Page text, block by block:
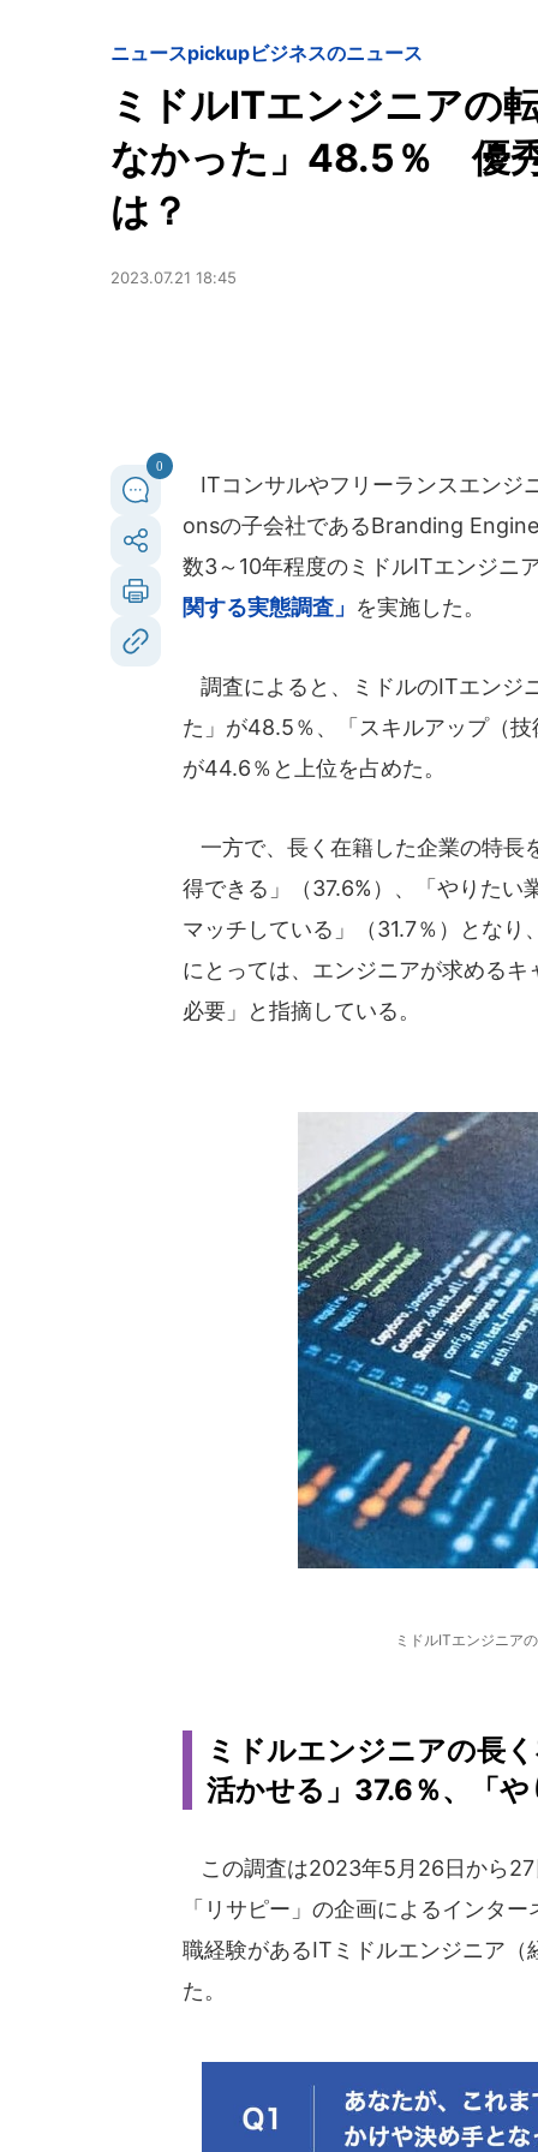
ニュースpickupビジネスのニュース
ミドルITエンジニアの
なかった」48.5％ 優
は？
2023.07.21 18:45
0
ITコンサルやフリーランスエンジ
onsの子会社であるBranding
数3～10年程度のミドルITエンジニ
関する実態調査」 を実施した。
調査によると、ミドルのITエンジ
た」が48.5％、「スキルアップ（
が44.6％と上位を占めた。
一方で、長く在籍した企業の特長
得できる」（37.6%）、「やりたい
マッチしている」（31.7％）とな
にとっては、エンジニアが求める
必要」と指摘している。
ミドルITエンジニア
ミドルエンジニアの長
活かせる」37.6％、「
この調査は2023年5月26日から27
「リサピー」の企画によるインタ
職経験があるITミドルエンジニア（
た。